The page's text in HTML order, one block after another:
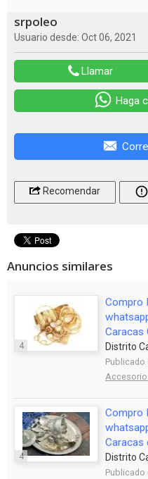
srpoleo
Usuario desde: Oct 06, 2021
Llamar
Haga
Recomendar
Anuncios similares
4
Compro
Caracas
Distrito
Publicado
4
Compro
Caracas
Distrito
Publicado